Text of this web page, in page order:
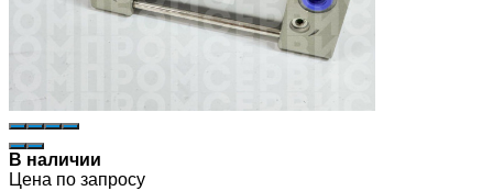
В наличии
Цена по запросу